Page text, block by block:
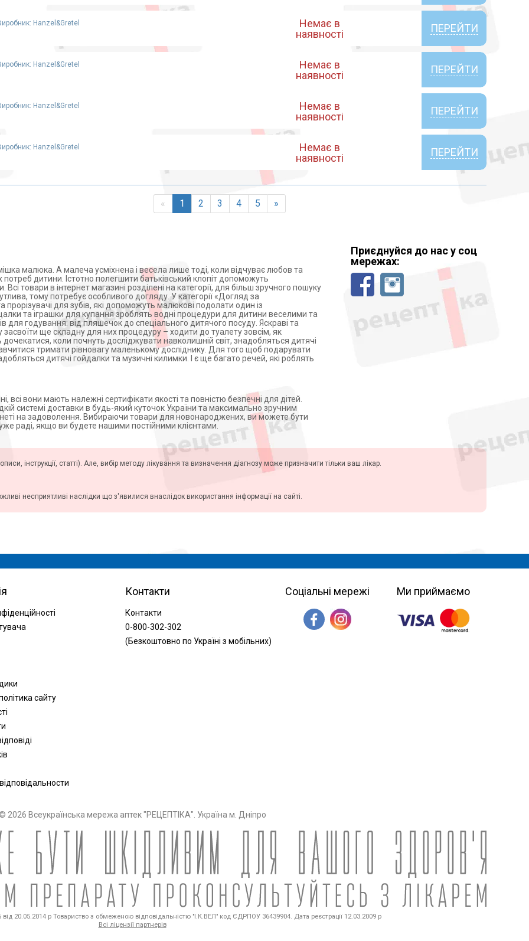
Hanzel&Gretel
Немає в
наявності
ПЕРЕЙТИ
Hanzel&Gretel
Немає в
наявності
ПЕРЕЙТИ
Hanzel&Gretel
Немає в
наявності
ПЕРЕЙТИ
Hanzel&Gretel
Немає в
наявності
ПЕРЕЙТИ
« 1 2 3 4 5 »
малюка. А малеча усміхнена і весела лише тоді, коли відчуває любов та
дитини. Істотно полегшити батьківський клопіт допоможуть
Всі товари в інтернет магазині розділені на категорії, для більш зручного пошуку
тому потребує особливого догляду. У категорії «Догляд за
для зубів, які допоможуть малюкові подолати один із
та іграшки для купання зроблять водні процедури для дитини веселими та
годування: від пляшечок до спеціального дитячого посуду. Яскраві та
ще складну для них процедуру – ходити до туалету зовсім, як
коли почнуть досліджувати навколишній світ, знадобляться дитячі
тримати рівновагу маленькому досліднику. Для того щоб подарувати
дитячі гойдалки та музичні килимки. І є ще багато речей, які роблять
вони мають належні сертифікати якості та повністю безпечні для дітей.
системі доставки в будь-який куточок України та максимально зручним
на задоволення. Вибираючи товари для новонароджених, ви можете бути
раді, якщо ви будете нашими постійними клієнтами.
Приєднуйся до нас у соц
мережах:
інструкції, статті). Але, вибір методу лікування та визначення діагнозу може призначити тільки ваш лікар.
несприятливі наслідки що з'явилися внаслідок використання інформації на сайті.
сайту
Контакти
Контакти
0-800-302-302
(Безкоштовно по Україні з мобільних)
Соціальні мережі Ми приймаємо
2026 Всеукраїнська мережа аптек "РЕЦЕПТІКА". Україна м. Дніпро
20.05.2014 р Товариство з обмеженою відповідальністю "І.К.ВЕЛ" код ЄДРПОУ 36439904. Дата реєстрації 12.03.2009 р
Всі ліцензії партнерів